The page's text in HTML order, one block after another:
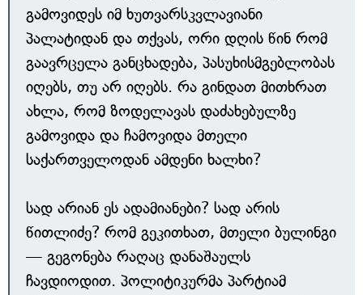
გამოვიდეს იმ ხუთვარსკვლავიანი
პალატიდან და თქვას, ორი დღის წინ რომ
გაავრცელა განცხადება, პასუხისმგებლობას
იღებს, თუ არ იღებს. რა გინდათ მითხრათ
ახლა, რომ ზოდელავას დაძახებულზე
გამოვიდა და ჩამოვიდა მთელი
საქართველოდან ამდენი ხალხი?
სად არიან ეს ადამიანები? სად არის
წითლიძე? რომ გეკითხათ, მთელი ბულინგი
— გეგონება რაღაც დანაშაულს
ჩავდიოდით. პოლიტიკურმა პარტიამ